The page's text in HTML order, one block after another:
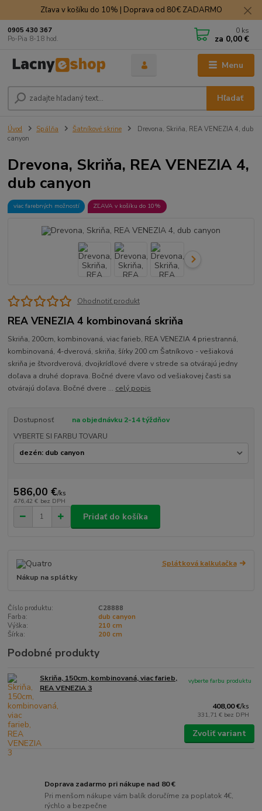
Zľava v košíku do 10% | Doprava od 80€ ZADARMO
Menu
Hľadať
0905 430 367
Po-Pia 8-18 hod.
0 ks
za 0,00 €
Úvod Spálňa Šatníkové skrine
Drevona, Skriňa, REA VENEZIA 4, dub
canyon
Drevona, Skriňa, REA VENEZIA 4,
dub canyon
viac farebných možností ZĽAVA v košíku do 10%
Ohodnotiť produkt
REA VENEZIA 4 kombinovaná skriňa
Skriňa, 200cm, kombinovaná, viac farieb, REA VENEZIA 4 priestranná,
kombinovaná, 4-dverová, skriňa, šírky 200 cm Šatníkovo - vešiaková
skriňa je štvordverová, dvojkrídlové dvere v strede sa otvárajú jedny
doľava a druhé doprava. Bočné dvere vľavo od vešiakovej časti sa
otvárajú doľava. Bočné dvere ... celý popis
Dostupnosť
na objednávku 2-14 týždňov
VYBERTE SI FARBU TOVARU
586,00 €/ks
476,42 € bez DPH
Pridať do košíka
Splátková kalkulačka
Nákup na splátky
Číslo produktu:
C28888
Farba:
dub canyon
Výška:
210 cm
Šírka:
200 cm
Podobné produkty
Skriňa, 150cm, kombinovaná, viac farieb,
REA VENEZIA 3
408,00 €/ks
331,71 € bez DPH
vyberte farbu produktu
Zvoliť variant
Doprava zadarmo pri nákupe nad 80 €
Pri menšom nákupe vám balík doručíme za poplatok 4€,
rýchlo a bezpečne